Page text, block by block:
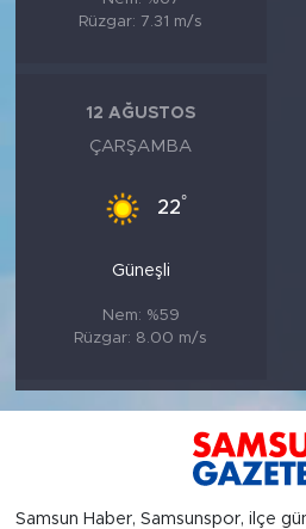
Rüzgar: 7.31 m/s
12 AĞUSTOS
ÇARŞAMBA
22°
Güneşli
Nem: %59
Rüzgar: 8.00 m/s
Samsun Haber, Samsunspor, ilçe